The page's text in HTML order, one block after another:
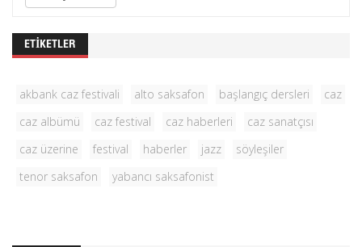
ETIKETLER
akbank caz festivali alto saksafon başlangıç dersleri
caz
caz albümü
caz festival caz haberleri
caz sanatçısı
caz üzerine
festival haberler jazz
söyleşiler
tenor saksafon
yabancı saksafonist